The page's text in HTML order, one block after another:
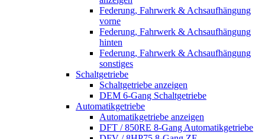
Federung, Fahrwerk & Achsaufhängung
vorne
Federung, Fahrwerk & Achsaufhängung
hinten
Federung, Fahrwerk & Achsaufhängung
sonstiges
Schaltgetriebe
Schaltgetriebe anzeigen
DEM 6-Gang Schaltgetriebe
Automatikgetriebe
Automatikgetriebe anzeigen
DFT / 850RE 8-Gang Automatikgetriebe